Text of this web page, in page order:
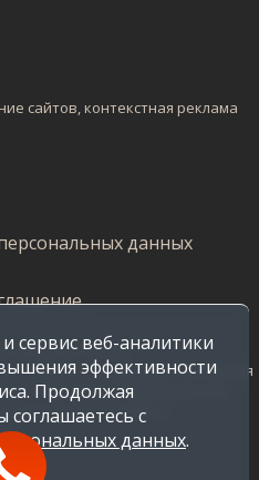
данных
офертой и несет
стоимость продукции, указанная
на продажу по Воронежской
регионах уточняйте у
сервис веб-аналитики
эффективности
Продолжая
соглашаетесь с
данных.